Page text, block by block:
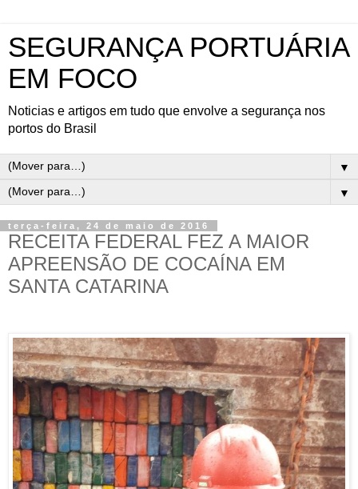
SEGURANÇA PORTUÁRIA
EM FOCO
Noticias e artigos em tudo que envolve a segurança nos
portos do Brasil
▼
▼
terça-feira, 24 de maio de 2016
RECEITA FEDERAL FEZ A MAIOR
APREENSÃO DE COCAÍNA EM
SANTA CATARINA